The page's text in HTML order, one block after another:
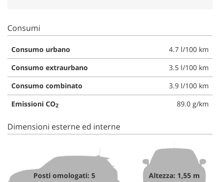
Consumi
Consumo urbano
4.7 l/100 km
Consumo extraurbano
3.5 l/100 km
Consumo combinato
3.9 l/100 km
Emissioni CO2 89.0 g/km
Dimensioni esterne ed interne
Posti omologati: 5 Altezza: 1,55 m